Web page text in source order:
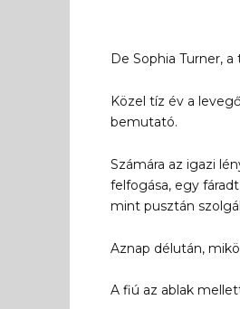
De Sophia Turner,
Közel tíz év a
bemutató.
Számára az igazi
felfogása, egy
mint pusztán
Aznap délután,
A fiú az ablak